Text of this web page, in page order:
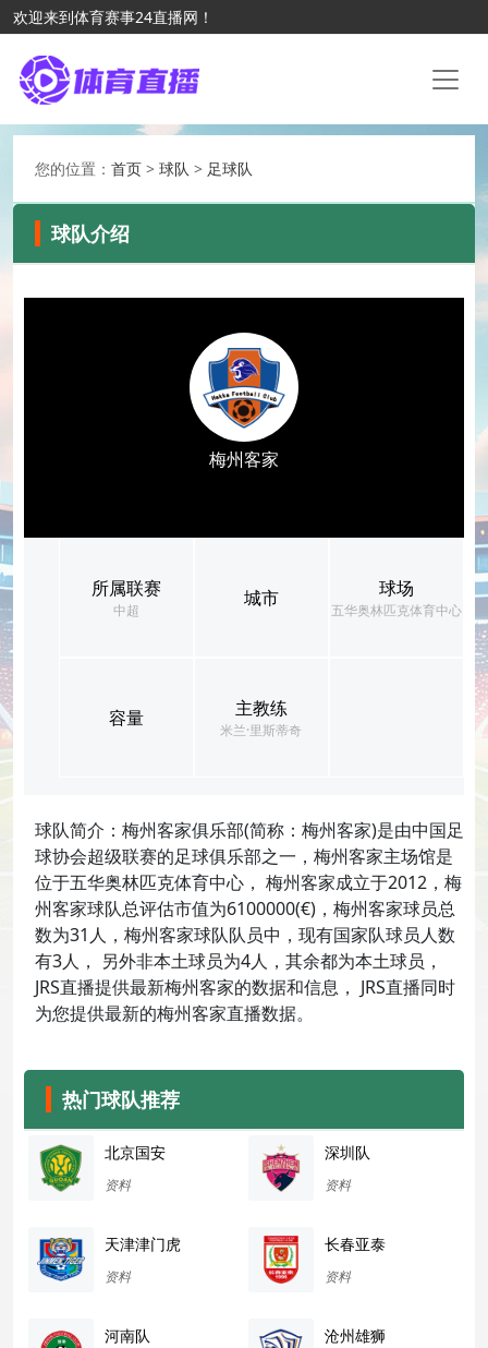
欢迎来到体育赛事24直播网！
您的位置： 首页 > 球队 > 足球队
球队介绍
梅州客家
所属联赛
中超
城市 球场
五华奥林匹克体育中心
容量 主教练
米兰·里斯蒂奇
球队简介：梅州客家俱乐部(简称：梅州客家)是由中国足
球协会超级联赛的足球俱乐部之一，梅州客家主场馆是
位于五华奥林匹克体育中心， 梅州客家成立于2012，梅
州客家球队总评估市值为6100000(€)，梅州客家球员总
数为31人，梅州客家球队队员中，现有国家队球员人数
有3人， 另外非本土球员为4人，其余都为本土球员，
JRS直播提供最新梅州客家的数据和信息， JRS直播同时
为您提供最新的梅州客家直播数据。
热门球队推荐
北京国安
资料
深圳队
资料
天津津门虎
资料
长春亚泰
资料
河南队 沧州雄狮